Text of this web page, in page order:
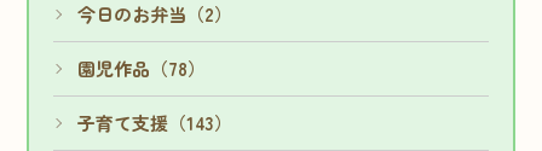
今日のお弁当（2）
園児作品（78）
子育て支援（143）